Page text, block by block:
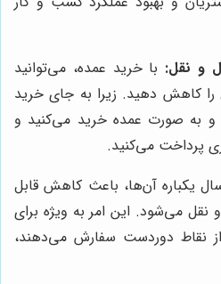
و نقل: با خرید عمده، می‌توانید
کاهش دهید. زیرا به جای خرید
و به صورت عمده خرید می‌کنید و
پرداخت می‌کنید.
یکباره آن‌ها، باعث کاهش قابل
می‌شود. این امر به ویژه برای
نقاط دوردست سفارش می‌دهند،